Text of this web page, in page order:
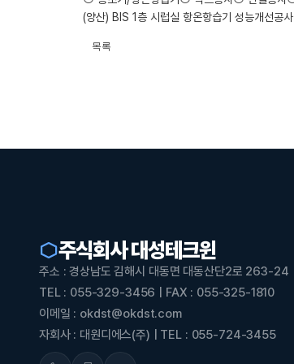
(양산) BIS 1층 시럽실 항온항습기 성능개선공사
목록
주식회사 대성테크윈
주소 : 경상남도 김해시 대동면 대동산단2로 263-24
TEL : 055-329-3456 | FAX : 055-325-1810
이메일 : okdst@okdst.com
자회사 : 대원디에스(주) | TEL : 055-724-3455